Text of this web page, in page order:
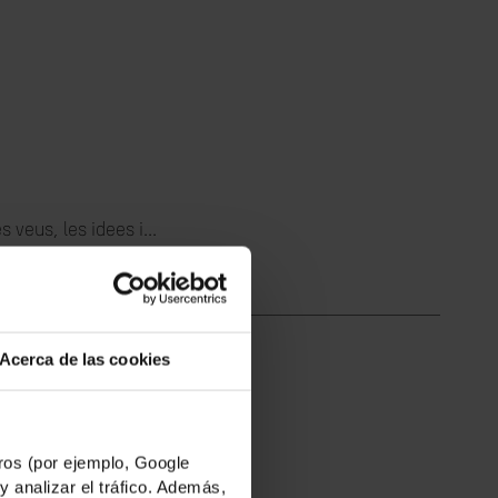
Acerca de las cookies
(por ejemplo, Google
analizar el tráfico. Además,
veus, les idees i...
i Somàlia...